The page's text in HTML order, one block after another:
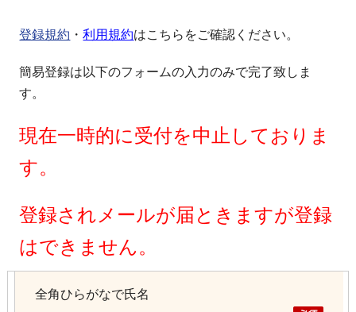
登録規約 ・利用規約はこちらをご確認ください。
簡易登録は以下のフォームの入力のみで完了致しま
す。
現在一時的に受付を中止しておりま
す。
登録されメールが届ときますが登録
はできません。
全角ひらがなで氏名